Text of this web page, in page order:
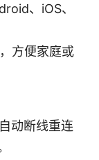
、iOS、
方便家庭或
动断线重连